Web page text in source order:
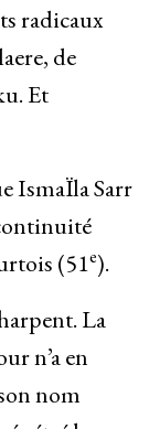
radicaux
de
Et
IsmaÏla Sarr
(51e).
La
n’a en
nom